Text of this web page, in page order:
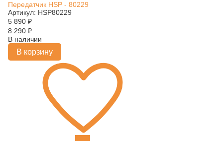
Передатчик HSP - 80229
Артикул: HSP80229
5 890 ₽
8 290 ₽
В наличии
В корзину